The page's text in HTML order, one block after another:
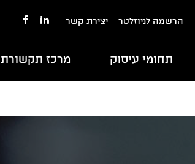
הרשמה לניוזלטר יצירת קשר
תחומי עיסוק מרכז תקשורת